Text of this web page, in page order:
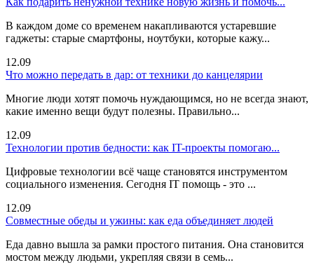
В каждом доме со временем накапливаются устаревшие
гаджеты: старые смартфоны, ноутбуки, которые кажу...
12.09
Что можно передать в дар: от техники до канцелярии
Многие люди хотят помочь нуждающимся, но не всегда знают,
какие именно вещи будут полезны. Правильно...
12.09
Технологии против бедности: как IT-проекты помогаю...
Цифровые технологии всё чаще становятся инструментом
социального изменения. Сегодня IT помощь - это ...
12.09
Совместные обеды и ужины: как еда объединяет людей
Еда давно вышла за рамки простого питания. Она становится
мостом между людьми, укрепляя связи в семь...